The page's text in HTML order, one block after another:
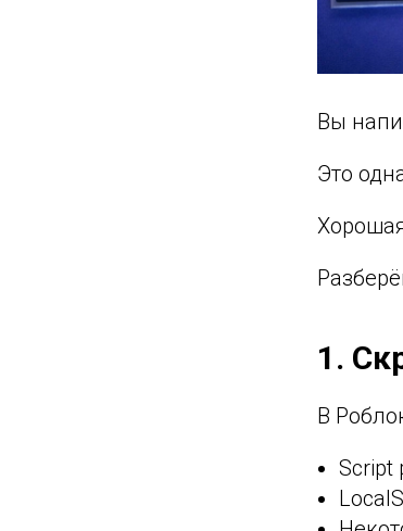
Вы
Это
1.
В
Script